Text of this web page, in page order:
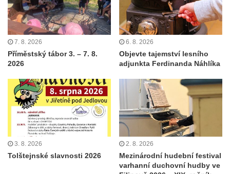
7. 8. 2026
Příměstský tábor 3. – 7. 8.
2026
6. 8. 2026
Objevte tajemství lesního
adjunkta Ferdinanda Náhlíka
3. 8. 2026
Tolštejnské slavnosti 2026
2. 8. 2026
Mezinárodní hudební festival
varhanní duchovní hudby ve